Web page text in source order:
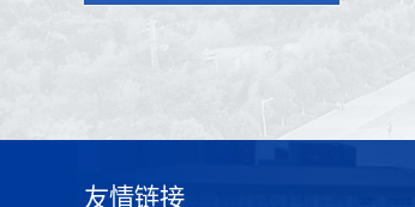
友情链接